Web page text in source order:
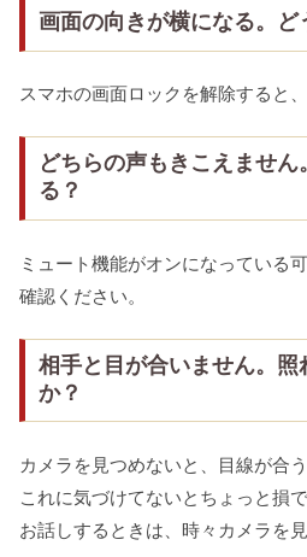
画面の向きが横になる。ど
スマホの画面ロックを解除すると
どちらの声もきこえません
る？
ミュート機能がオンになっている
確認ください。
相手と目が合いません。照
か？
カメラを見つめないと、目線が合
これに気づけてないとちょっと損で
お話しするときは、時々カメラを